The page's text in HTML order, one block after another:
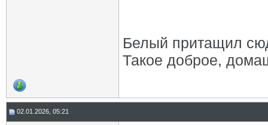
Белый притащил
Такое доброе,
02.01.2026, 05:21